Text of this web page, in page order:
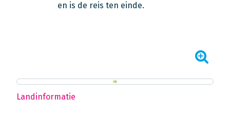
en is de reis ten einde.
Landinformatie